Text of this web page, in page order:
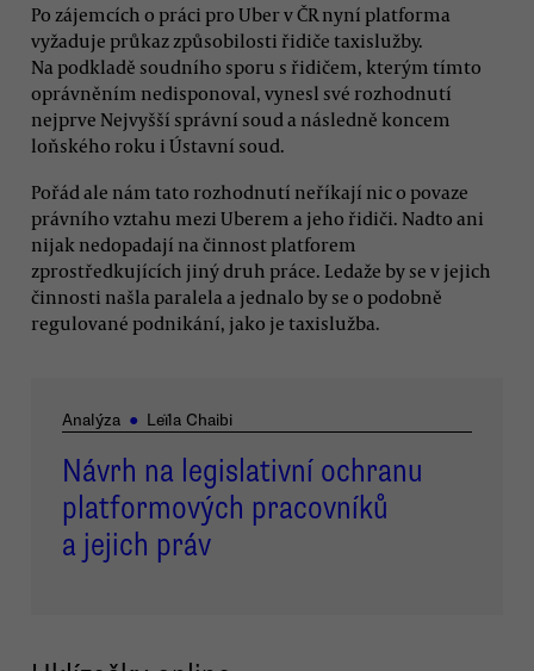
Po zájemcích o práci pro Uber v ČR nyní platforma
vyžaduje průkaz způsobilosti řidiče taxislužby.
Na podkladě soudního sporu s řidičem, kterým tímto
oprávněním nedisponoval, vynesl své rozhodnutí
nejprve Nejvyšší správní soud a následně koncem
loňského roku i Ústavní soud.
Pořád ale nám tato rozhodnutí neříkají nic o povaze
právního vztahu mezi Uberem a jeho řidiči. Nadto ani
nijak nedopadají na činnost platforem
zprostředkujících jiný druh práce. Ledaže by se v jejich
činnosti našla paralela a jednalo by se o podobně
regulované podnikání, jako je taxislužba.
Analýza ● Leïla Chaibi
Návrh na legislativní ochranu
platformových pracovníků
a jejich práv